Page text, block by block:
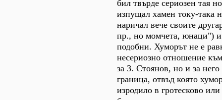
бил твърде сериозен тая
изпущал хамен току-така
наричал вече своите
пр., но момчета, юнаци")
подобни. Хуморът не е
несериозно отношение
за З. Стоянов, но и за
граница, отвъд която
изродило в гротесково